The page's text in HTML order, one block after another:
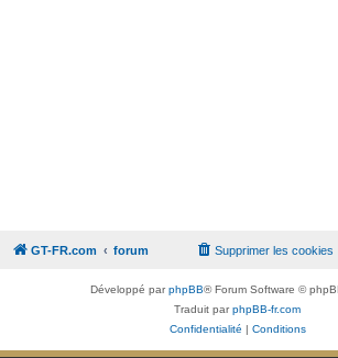
GT-FR.com forum Supprimer les cookies
Développé parphpBB® Forum Software ©
Traduit parphpBB-fr.com
Confidentialité | Conditions